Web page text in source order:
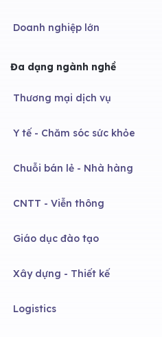
Doanh nghiệp lớn
Đa dạng ngành nghề
Thương mại dịch vụ
Y tế - Chăm sóc sức khỏe
Chuỗi bán lẻ - Nhà hàng
CNTT - Viễn thông
Giáo dục đào tạo
Xây dựng - Thiết kế
Logistics